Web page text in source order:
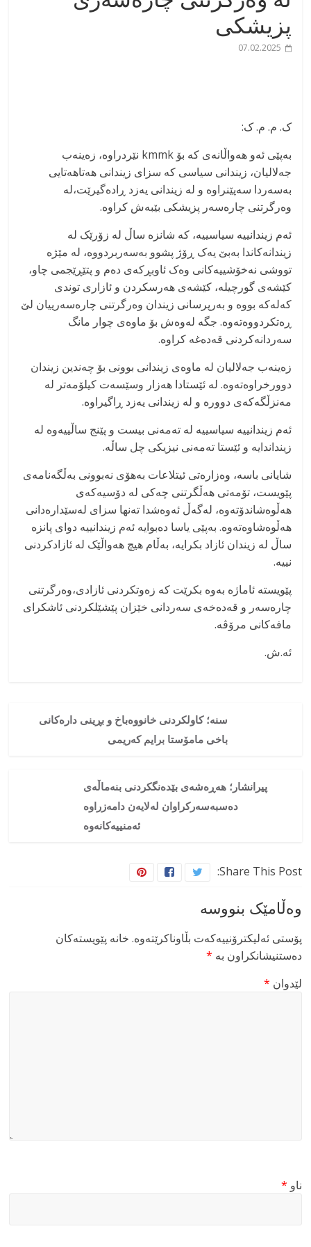
پزیشکی
07.02.2025
ک. م. م. ک:
بەپێی ئەو هەواڵانەی کە بۆ kmmk نێردراوە، زەینەب
جەلالیان، زیندانی سیاسی کە سزای زیندانی هەتاهەتایی
بەسەردا سەپێنراوە و لە زیندانی یەزد ڕادەگیرێت،لە
وەرگرتنی چارەسەر پزیشکی بێبەش کراوە.
ئەم زیندانییە سیاسییە، کە شانزە ساڵ لە زۆرێک لە
زیندانەکاندا بەبێ یەک ڕۆژ پشوو بەسەربردووە، لە مێژە
تووشی نەخۆشییەکانی وەک ئاوبڕکەی دەم و پتێڕێجمی چاو،
کێشەی گورچیلە، کێشەی هەرسکردن و ئازاری توندی
کەلەکە بووە و بەرپرسانی زیندان وەرگرتنی چارەسەرییان لێ
ڕەتکردووەتەوە. جگە لەوەش بۆ ماوەی چوار مانگ
سەردانەکردنی قەدەغە کراوە.
زەینەب جەلالیان لە ماوەی زیندانی بوونی بۆ چەندین زیندان
دوورخراوەتەوە. لە ئێستادا هەزار وسێسەت کیلۆمەتر لە
مەنزڵگەکەی دوورە و لە زیندانی یەزد ڕاگیراوە.
ئەم زیندانییە سیاسییە لە تەمەنی بیست و پێنج ساڵییەوە لە
زینداندایە و ئێستا تەمەنی نیزیکی چل ساڵە.
شایانی باسە، وەزارەتی ئیتلاعات بەهۆی نەبوونی بەڵگەنامەی
پێویست، تۆمەتی هەڵگرتنی چەکی لە دۆسیەکەی
هەڵوەشاندۆتەوە، لەگەڵ ئەوەشدا تەنها سزای لەسێدارەدانی
هەڵوەشاوەتەوە. بەپێی یاسا دەبوایە ئەم زیندانییە دوای پانزە
ساڵ لە زیندان ئازاد بکرایە، بەڵام هیچ هەواڵێک لە ئازادکردنی
نییە.
پێویستە ئاماژە بەوە بکرێت کە زەوتکردنی ئازادی،وەرگرتنی
چارەسەر و قەدەخەی سەردانی خێزان پێشێلکردنی ئاشکرای
مافەکانی مرۆڤە.
ئە.ش.
سنە؛ کاولکردنی خانووەباخ و بڕینی دارەکانی
باخی مامۆستا برایم کەریمی
پیرانشار؛ هەڕەشەی بێدەنگکردنی بنەماڵەی
دەسبەسەرکراوان لەلایەن دامەزراوە
ئەمنییەکانەوە
Share This Post:
وەڵامێک بنووسە
پۆستی ئەلیکترۆنییەکەت بڵاوناکرێتەوە. خانە پێویستەکان
دەستنیشانکراون بە *
لێدوان *
ناو *